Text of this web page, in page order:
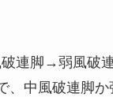
連脚→弱風破
、中風破連脚